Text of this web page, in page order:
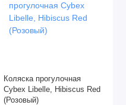
Коляска прогулочная
Cybex Libelle, Hibiscus Red
(Розовый)